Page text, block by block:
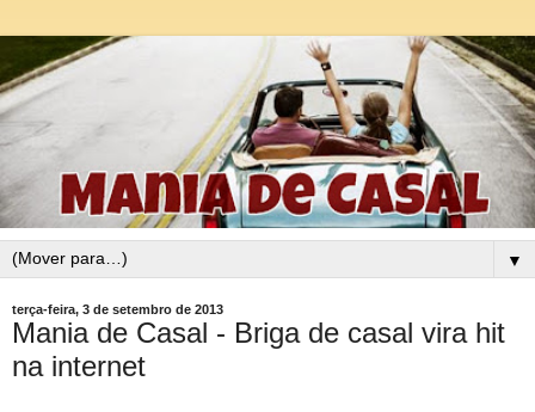
▼
terça-feira, 3 de setembro de 2013
Mania de Casal - Briga de casal vira hit
na internet